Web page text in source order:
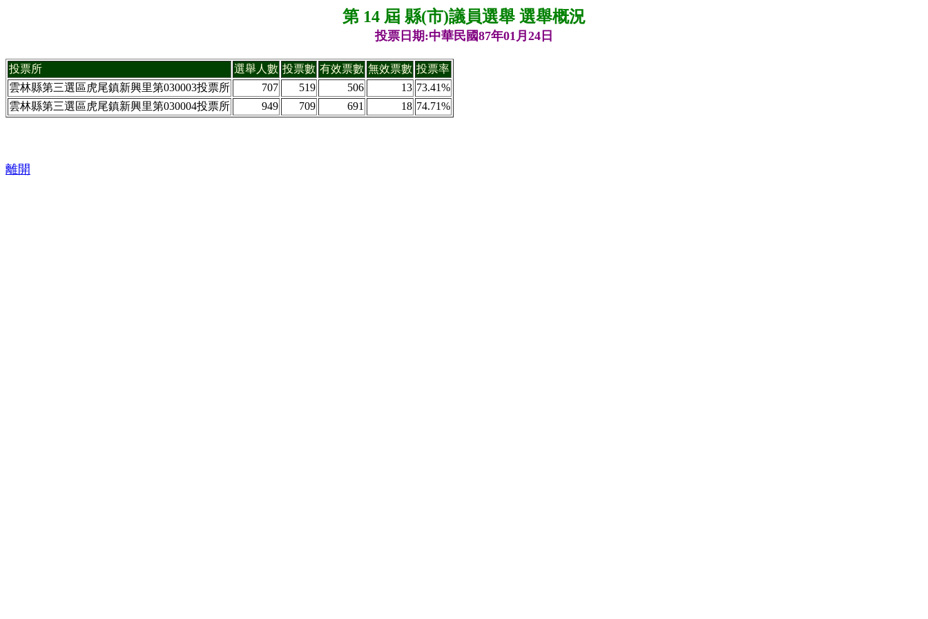
第 14 屆 縣(市)議員選舉 選舉概況
投票日期:中華民國87年01月24日
投票所 選舉人數 投票數 有效票數 無效票數 投票率
雲林縣第三選區虎尾鎮新興里第030003投票所
707 519 506 13 73.41%
雲林縣第三選區虎尾鎮新興里第030004投票所
949 709 691 18 74.71%
離開